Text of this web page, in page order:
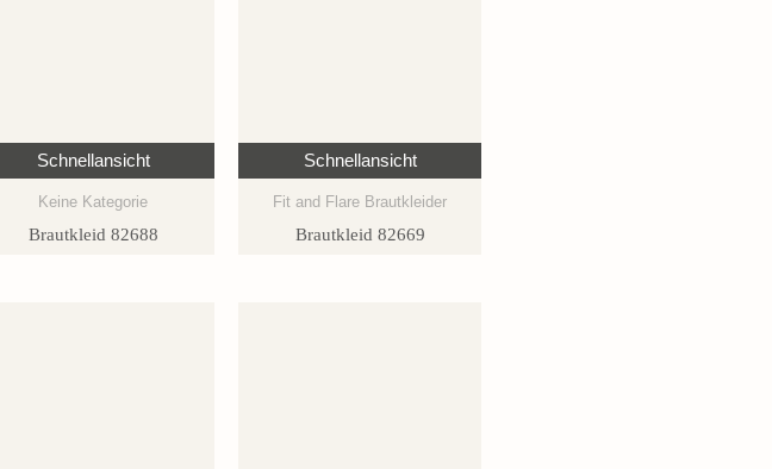
Schnellansicht
Keine Kategorie
Brautkleid 82688
Schnellansicht
Fit and Flare Brautkleider
Brautkleid 82669